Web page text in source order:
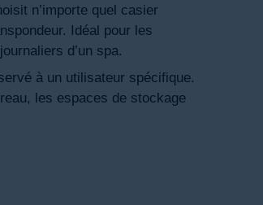
n’importe quel casier
Idéal pour les
d’un spa.
à un utilisateur spécifique.
les espaces de stockage